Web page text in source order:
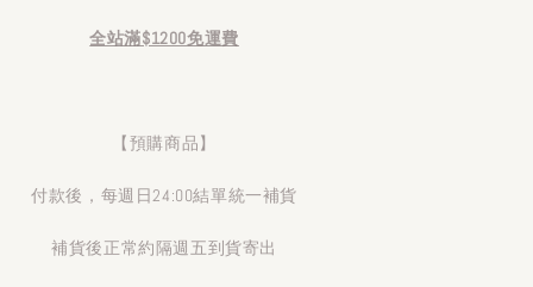
全站滿$1200免運費
【預購商品】
付款後，每週日24:00結單統一補貨
補貨後正常約隔週五到貨寄出